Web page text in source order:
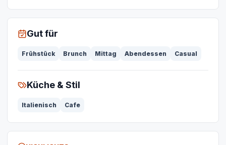
Gut für
Frühstück Brunch Mittag Abendessen Casual
Küche & Stil
Italienisch Cafe